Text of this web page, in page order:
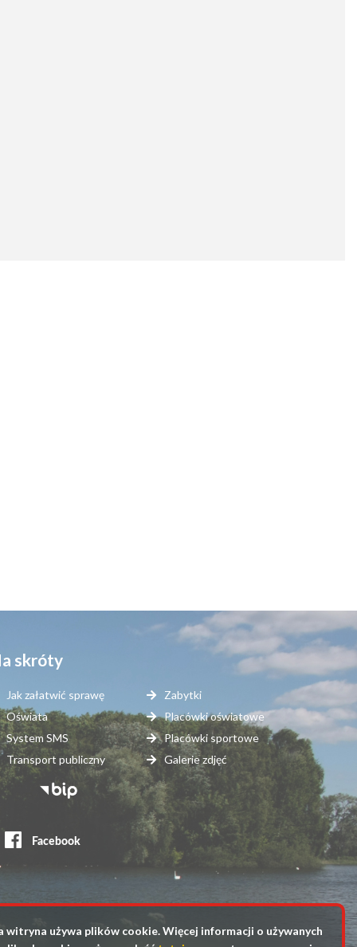
skróty
Jak załatwić sprawę
Oświata
System SMS
Transport publiczny
Zabytki
Placówki oświatowe
Placówki sportowe
Galerie zdjęć
witryna używa plików cookie. Więcej informacji o używanych